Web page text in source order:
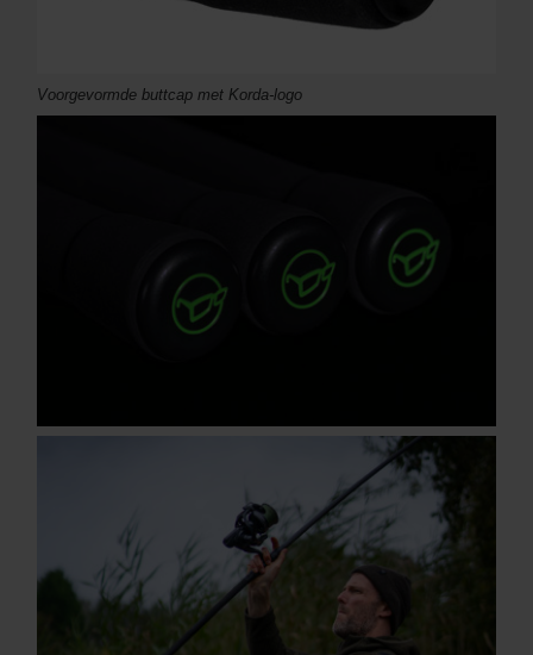
Voorgevormde buttcap met Korda-logo